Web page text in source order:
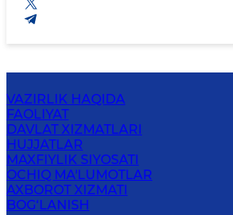
VAZIRLIK HAQIDA
FAOLIYAT
DAVLAT XIZMATLARI
HUJJATLAR
MAXFIYLIK SIYOSATI
OCHIQ MA'LUMOTLAR
AXBOROT XIZMATI
BOG‘LANISH